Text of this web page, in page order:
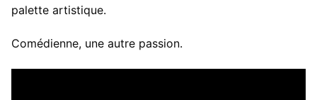
palette artistique.
Comédienne, une autre passion.